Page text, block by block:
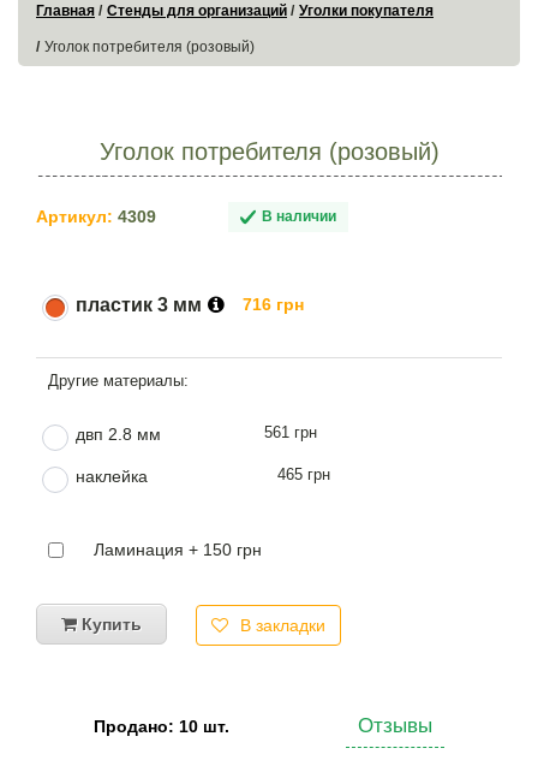
Главная Стенды для организаций Уголки покупателя
Уголок потребителя (розовый)
Уголок потребителя (розовый)
Артикул: 4309 В наличии
пластик 3 мм 716 грн
двп 2.8 мм 561 грн
наклейка 465 грн
Ламинация + 150 грн
Купить В закладки
Продано: 10 шт. Отзывы